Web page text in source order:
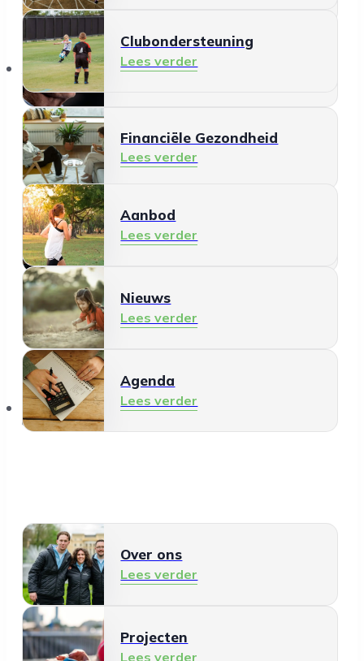
Mantelzorg
Lees verder
Financiële Gezondheid
Lees verder
Schermgebruik
Lees verder
Clubondersteuning
Lees verder
Aanbod
Aanbod
Lees verder
Nieuws
Lees verder
Agenda
Lees verder
Over ons
Over ons
Lees verder
Projecten
Lees verder